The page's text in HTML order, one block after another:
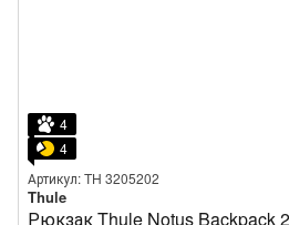
4
4
Артикул: TH 3205202
Thule
Рюкзак Thule Notus Backpack